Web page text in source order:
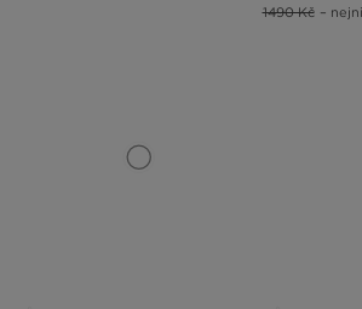
1490 Kč –